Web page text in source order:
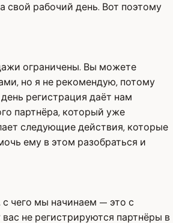
свой рабочий день. Вот поэтому
ограничены. Вы можете
но я не рекомендую, потому
регистрация даёт нам
партнёра, который уже
следующие действия, которые
ему в этом разобраться и
с чего мы начинаем — это с
не регистрируются партнёры в